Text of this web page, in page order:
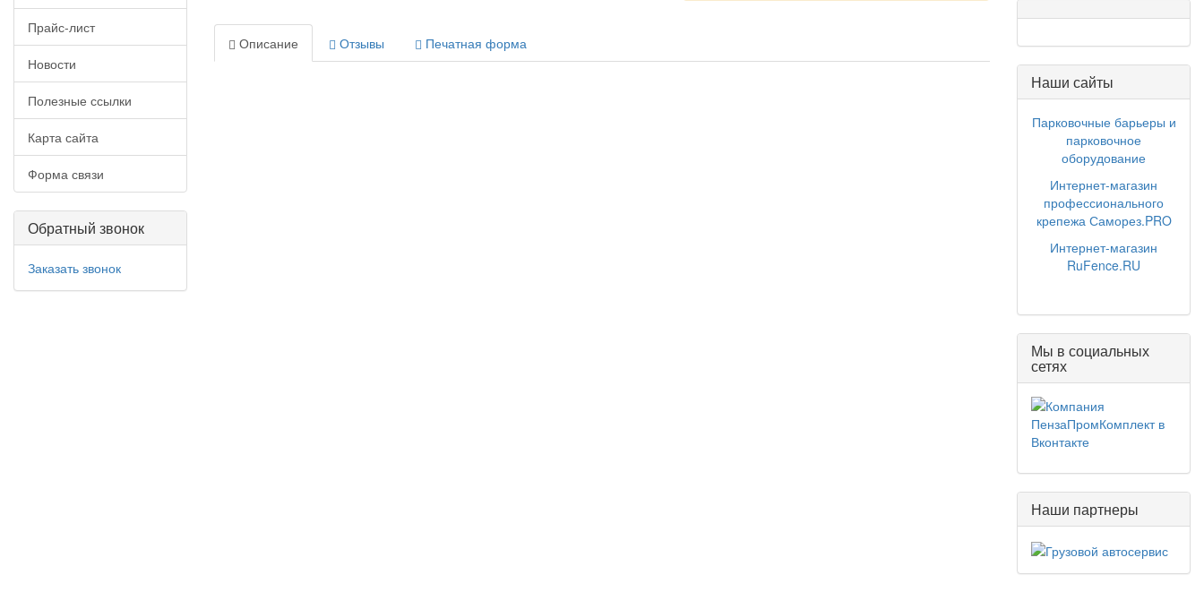
Прайс-лист
Новости
Полезные ссылки
Карта сайта
Форма связи
Обратный звонок
Заказать звонок
Описание Отзывы Печатная форма
Наши сайты
Парковочные барьеры и
парковочное
оборудование
Интернет-магазин
профессионального
крепежа Саморез.PRO
Интернет-магазин
RuFence.RU
Мы в социальных
сетях
Наши партнеры